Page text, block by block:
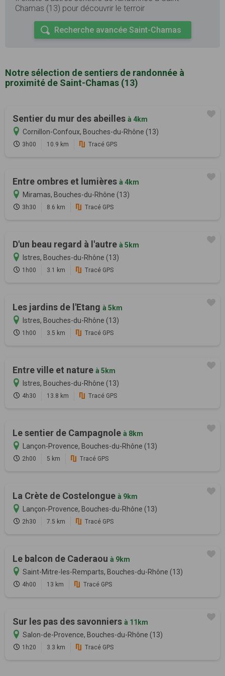
Chamas (13) pour découvrir le terroir
Recherche avancée Saint-Chamas
Notre sélection de sentiers de randonnée à
proximité de Saint-Chamas (13)
Sentier du mur des abeilles à 4km
Cornillon-Confoux, Bouches-du-Rhône (13)
3h00 10.9 km Tracé GPS
Entre ombres et lumières à 4km
Miramas, Bouches-du-Rhône (13)
3h30 8.6 km Tracé GPS
D'un beau regard à l'autre à 5km
Istres, Bouches-du-Rhône (13)
1h00 3.1 km Tracé GPS
Les jardins de l'Etang à 5km
Istres, Bouches-du-Rhône (13)
1h00 3.5 km Tracé GPS
Entre ville et nature à 5km
Istres, Bouches-du-Rhône (13)
4h30 13.8 km Tracé GPS
Le sentier de Campagnole à 8km
Lançon-Provence, Bouches-du-Rhône (13)
2h00 5 km Tracé GPS
La Crète de Costelongue à 9km
Lançon-Provence, Bouches-du-Rhône (13)
2h30 7.5 km Tracé GPS
Le balcon de Caderaou à 9km
Saint-Mitre-les-Remparts, Bouches-du-Rhône (13)
4h00 13 km Tracé GPS
Sur les pas des savonniers à 11km
Salon-de-Provence, Bouches-du-Rhône (13)
1h20 3.3 km Tracé GPS